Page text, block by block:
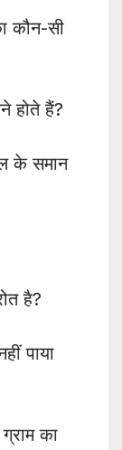
कौन-सी
होते हैं?
के समान
है?
पाया
का